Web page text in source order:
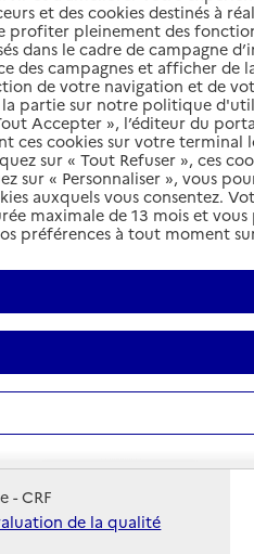
Locard
- CRF
de la qualité
et des cookies destinés à
profiter pleinement des
dans le cadre de campagne
des campagnes et afficher de
de votre navigation et de
partie sur notre politique
Accepter », l’éditeur du
ces cookies sur votre terminal
sur « Tout Refuser », ces
sur « Personnaliser », vous
auxquels vous consentez.
maximale de 13 mois et
préférences à tout moment